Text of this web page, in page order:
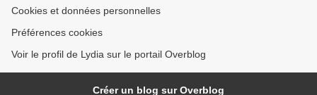
Cookies et données personnelles
Préférences cookies
Voir le profil de Lydia sur le portail Overblog
Créer un blog sur Overblog